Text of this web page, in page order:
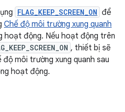
FLAG_KEEP_SCREEN_ON để
Chế độ môi trường xung quanh
hoạt động. Nếu hoạt động trên
, thiết bị sẽ
môi trường xung quanh sau
hoạt động.